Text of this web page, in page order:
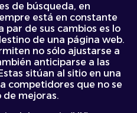
de búsqueda, en
está en constante
par de sus cambios es lo
de una página web.
no sólo ajustarse a
anticiparse a las
sitúan al sitio en una
competidores que no se
mejoras.